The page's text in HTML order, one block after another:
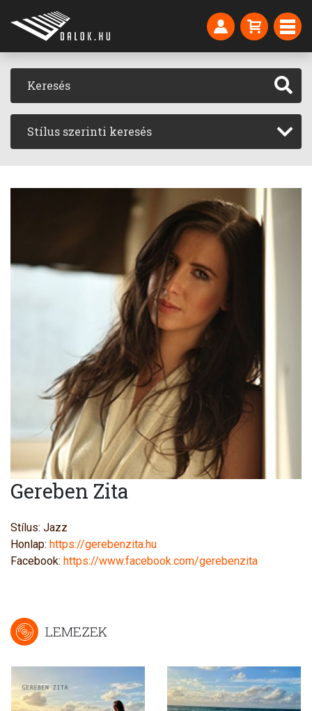
Stílus szerinti keresés
Gereben Zita
Stílus: Jazz
Honlap: https://gerebenzita.hu
Facebook: https://www.facebook.com/gerebenzita
LEMEZEK